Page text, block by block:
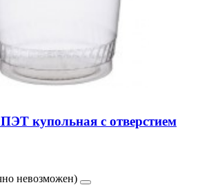
купольная с отверстием
невозможен)